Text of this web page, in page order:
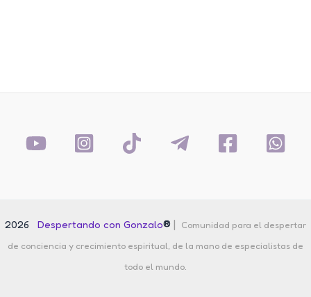
2026 Despertando con Gonzalo® |
Comunidad para el despertar
de conciencia y crecimiento espiritual, de la mano de especialistas de
todo el mundo.